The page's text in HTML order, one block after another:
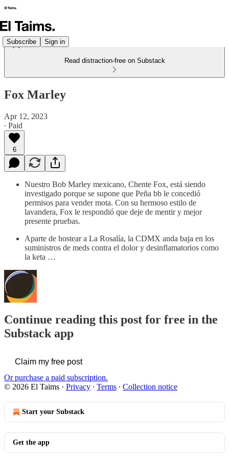
Subscribe Sign in
Read distraction-free on Substack
Fox Marley
Apr 12, 2023
∙ Paid
6
Nuestro Bob Marley mexicano, Chente Fox, está siendo
investigado porque se supone que Peña bb le concedió
permisos para vender mota. Con su hermoso estilo de
lavandera, Fox le respondió que deje de mentir y mejor
presente pruebas.
Aparte de hostear a La Rosalía, la CDMX anda baja en los
suministros de meds contra el dolor y desinflamatorios como
la keta …
Continue reading this post for free in the
Substack app
Claim my free post
Or purchase a paid subscription.
© 2026 El Taims · Privacy ∙ Terms ∙ Collection notice
Start your Substack
Get the app